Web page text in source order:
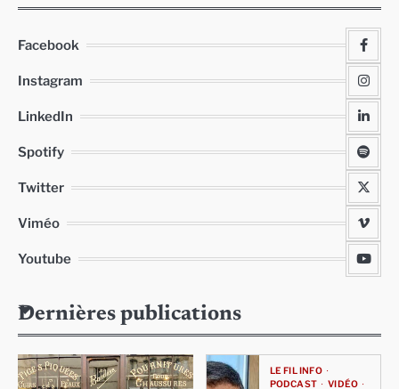
Facebook
Instagram
LinkedIn
Spotify
Twitter
Viméo
Youtube
Dernières publications
LE FIL INFO
PODCAST
VIDÉO